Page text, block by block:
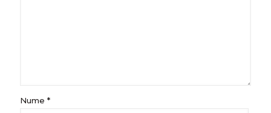
Nume *